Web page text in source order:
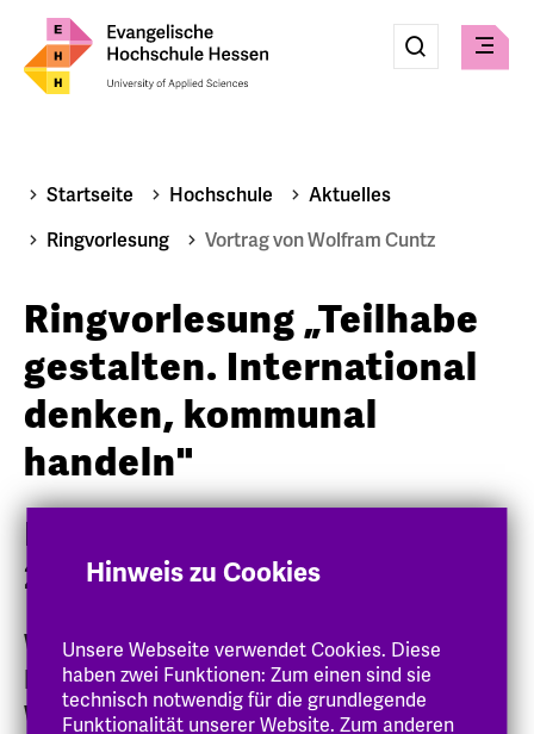
Suche
absenden
Menü
Startseite Hochschule
Aktuelles
Ringvorlesung
Vortrag von Wolfram Cuntz
Ringvorlesung „Teilhabe
gestalten. International
denken, kommunal
handeln"
Rückblick auf den Vortrag am
26. Juni 2025
Wie unterstützt der Eigenbetrieb
Darmstädter Werkstätten und
Wohneinrichtungen Teilhabe?
Hinweis zu Cookies
Unsere Webseite verwendet Cookies. Diese
haben zwei Funktionen: Zum einen sind sie
technisch notwendig für die grundlegende
Funktionalität unserer Website. Zum anderen